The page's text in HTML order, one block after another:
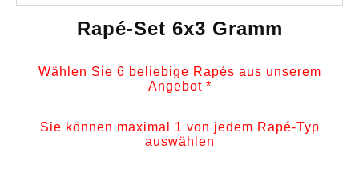
Rapé-Set 6x3 Gramm
Wählen Sie 6 beliebige Rapés aus unserem
Angebot *
Sie können maximal 1 von jedem Rapé-Typ
auswählen